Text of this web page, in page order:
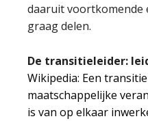
daaruit voortkomende
graag delen.
De transitieleider:
Wikipedia: Een
maatschappelijke
is van op elkaar